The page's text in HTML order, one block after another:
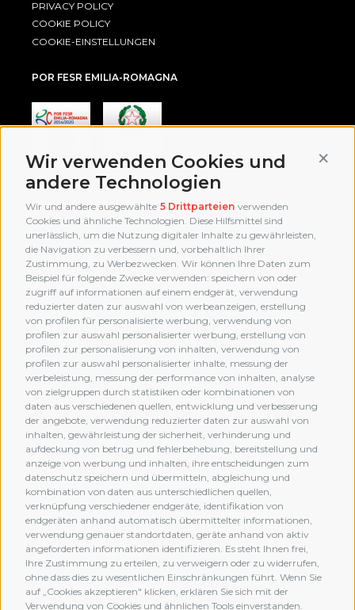
Wir verwenden Cookies und
andere Technologien
Wir und andere ausgewählte 5 Drittparteien verwenden
Cookies und ähnliche Technologien. Diese Hilfsmittel sind
unerlässlich, um die Nutzung digitaler Inhalte zu gewährleisten,
die Navigation zu verbessern und, vorbehaltlich Ihrer
Zustimmung, zu Werbezwecken. Wir können Ihre Daten zum
Beispiel für folgende Zwecke verwenden: speichern von oder
zugriff auf informationen auf einem endgerät, verwendung
reduzierter daten zur auswahl von werbeanzeigen, erstellung
von profilen für personalisierte werbung, verwendung von
profilen zur auswahl personalisierter werbung, erstellung von
profilen zur personalisierung von inhalten, verwendung von
profilen zur auswahl personalisierter inhalte, messung der
werbeleistung, messung der performance von inhalten, analyse
von zielgruppen durch statistiken oder kombinationen von
daten aus verschiedenen quellen, entwicklung und verbesserung
der angebote, verwendung reduzierter daten zur auswahl von
inhalten, gewährleistung der sicherheit, verhinderung und
aufdeckung von betrug und fehlerbehebung, bereitstellung und
anzeige von werbung und inhalten, ihre entscheidungen zum
datenschutz speichern und übermitteln, abgleichung und
kombination von daten aus unterschiedlichen quellen,
verknüpfung verschiedener endgeräte, identifikation von
endgeräten anhand automatisch übermittelter informationen,
verwendung genauer standortdaten, geräte anhand von aktiv
angeforderten informationen identifizieren. Es steht Ihnen frei,
Ihre Zustimmung zu erteilen, zu verweigern oder zu widerrufen,
ohne dass dies zu wesentlichen Einschränkungen führt. Wenn Sie
auf „Cookies akzeptieren" klicken, erklären Sie sich mit der
Verwendung von Cookies und ähnlichen Tools einverstanden.
PRIVACY POLICY
COOKIE POLICY
COOKIE-EINSTELLUNGEN
POR FESR EMILIA-ROMAGNA
AWARD
MEMBERSHIP